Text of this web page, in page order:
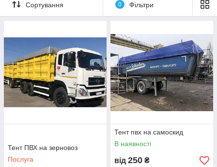
Сортування 0 Фільтри
Тент ПВХ на зерновоз
Послуга
Тент пвх на самоскид
В наявності
від 250 ₴